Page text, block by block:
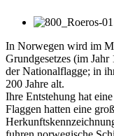
In Norwegen wird im
Grundgesetzes (im
der Nationalflagge; in
200 Jahre alt.
Ihre Entstehung hat
Flaggen hatten eine